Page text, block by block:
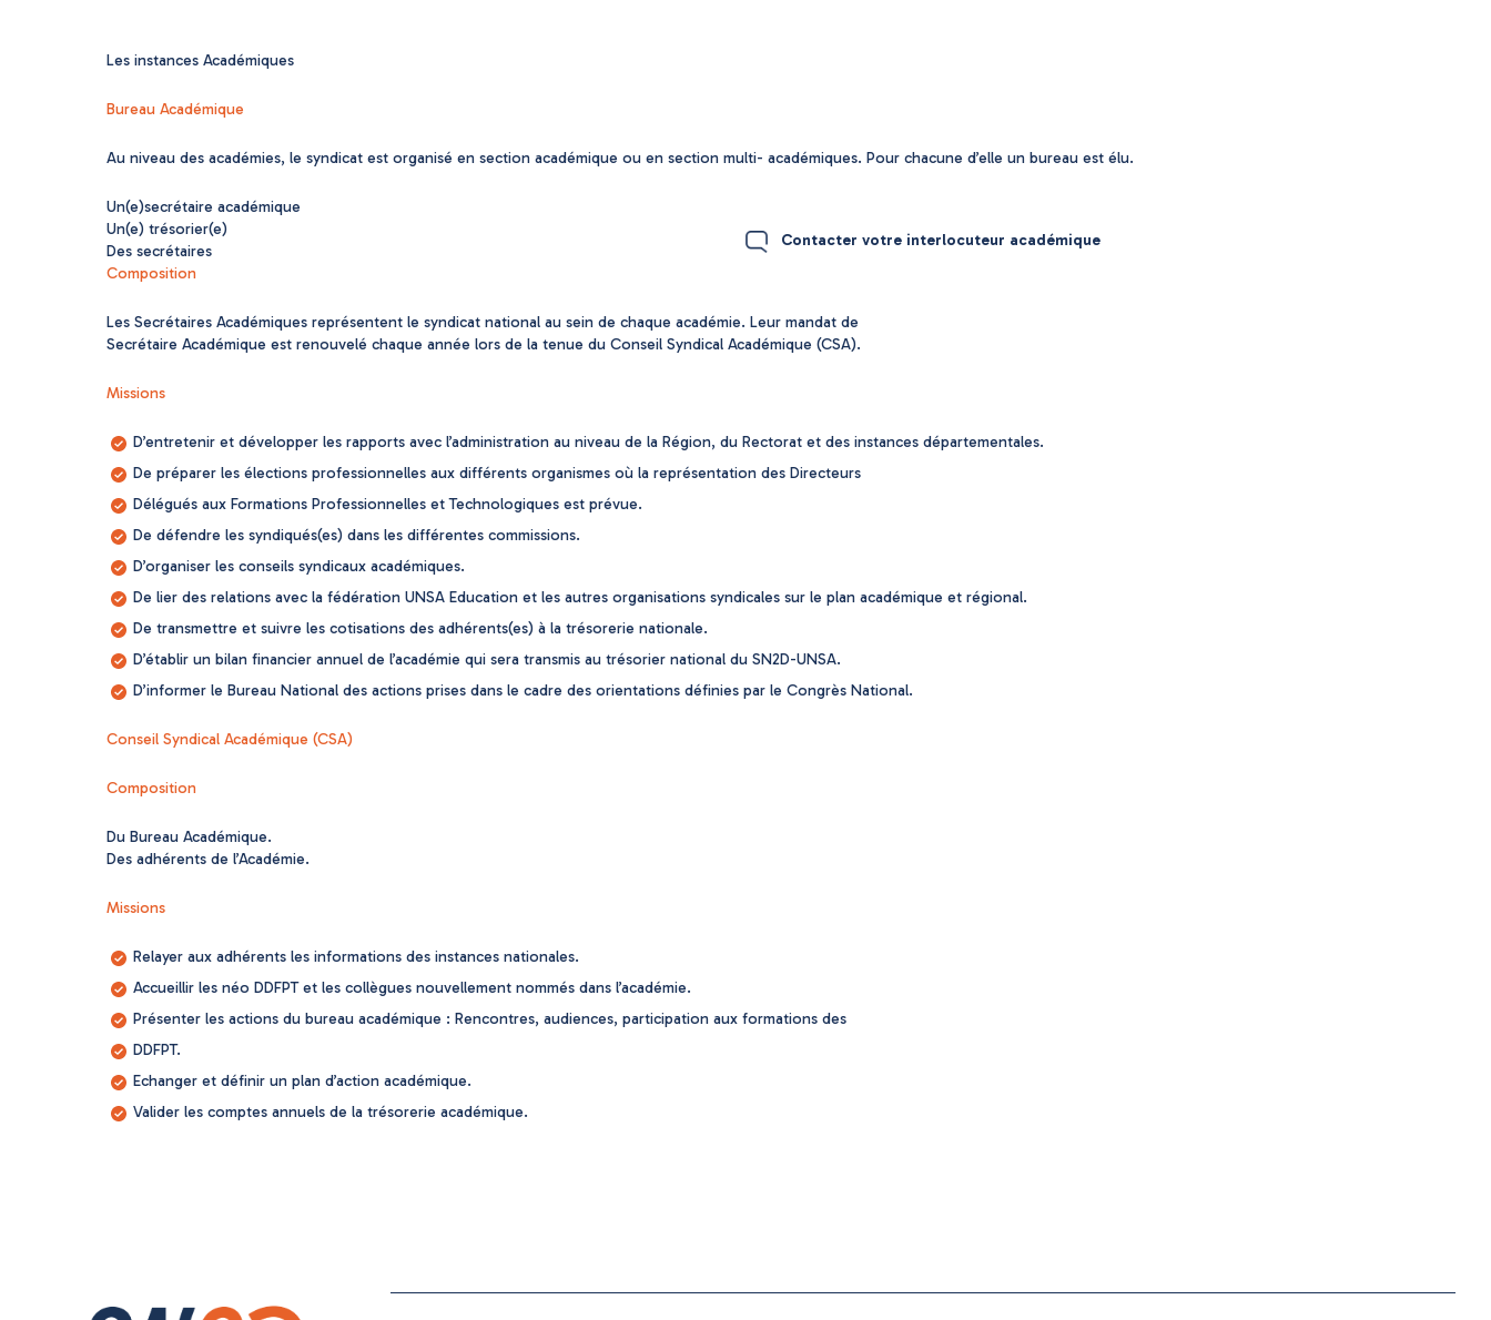
Les instances Académiques
Bureau Académique
Au niveau des académies, le syndicat est organisé en section académique ou en section multi- académiques. Pour chacune d’elle un bureau est élu.
Un(e)secrétaire académique
Un(e) trésorier(e)
Des secrétaires
Composition
Contacter votre interlocuteur académique
Les Secrétaires Académiques représentent le syndicat national au sein de chaque académie. Leur mandat de
Secrétaire Académique est renouvelé chaque année lors de la tenue du Conseil Syndical Académique (CSA).
Missions
D’entretenir et développer les rapports avec l’administration au niveau de la Région, du Rectorat et des instances départementales.
De préparer les élections professionnelles aux différents organismes où la représentation des Directeurs
Délégués aux Formations Professionnelles et Technologiques est prévue.
De défendre les syndiqués(es) dans les différentes commissions.
D’organiser les conseils syndicaux académiques.
De lier des relations avec la fédération UNSA Education et les autres organisations syndicales sur le plan académique et régional.
De transmettre et suivre les cotisations des adhérents(es) à la trésorerie nationale.
D’établir un bilan financier annuel de l’académie qui sera transmis au trésorier national du SN2D-UNSA.
D’informer le Bureau National des actions prises dans le cadre des orientations définies par le Congrès National.
Conseil Syndical Académique (CSA)
Composition
Du Bureau Académique.
Des adhérents de l’Académie.
Missions
Relayer aux adhérents les informations des instances nationales.
Accueillir les néo DDFPT et les collègues nouvellement nommés dans l’académie.
Présenter les actions du bureau académique : Rencontres, audiences, participation aux formations des
DDFPT.
Echanger et définir un plan d’action académique.
Valider les comptes annuels de la trésorerie académique.